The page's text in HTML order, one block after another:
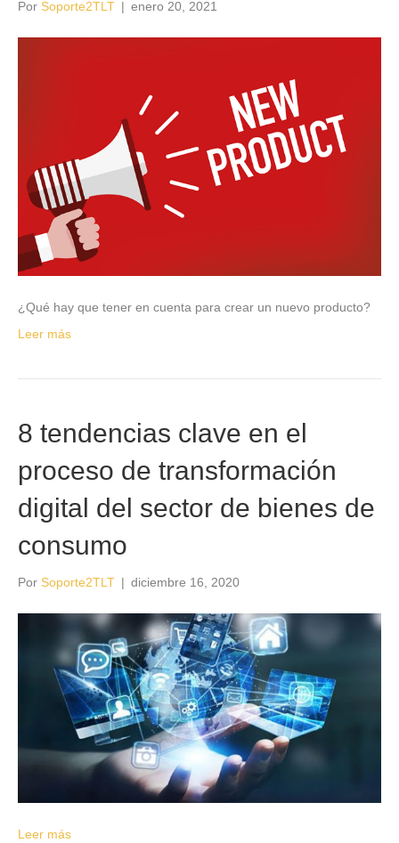
Por Soporte2TLT | enero 20, 2021
¿Qué hay que tener en cuenta para crear un nuevo producto?
Leer más
8 tendencias clave en el
proceso de transformación
digital del sector de bienes de
consumo
Por Soporte2TLT | diciembre 16, 2020
Leer más